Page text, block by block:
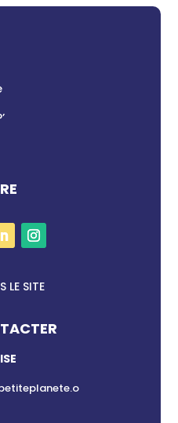
LE SITE